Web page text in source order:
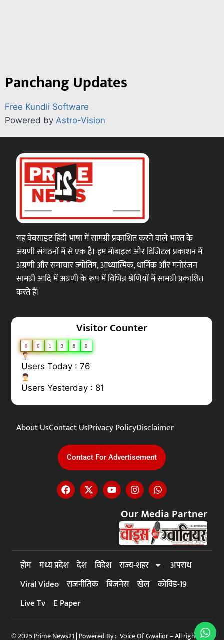
Panchang Updates
Free Kundli Software
Powered by Astro-Vision
यह वेबसाइट हिंदी भाषा में सामग्री प्रकाशित करने वाले भारत के
अग्रणी संगठनों में से एक है। हम मोबाइल और डिजिटल प्रकाशन में
अग्रणी और समाचार ज्योतिष, आध्यात्मिक, धार्मिक और मनोरंजन
सामग्री आदि में अग्रणी के रूप में विभिन्न श्रेणियों में सामग्री प्रकाशित
करते हैं।
Visitor Counter
0 6 1 3 8 0
Users Today : 76
Users Yesterday : 81
About UsContact UsPrivacy PolicyDisclaimer
Contact For Advertisement
Our Media Partner
होम मध्य प्रदेश देश विदेश राज्य-शहर
अपराध
Viral Video राजनीतिक बिजनेस खेल कोविड-19
Live Tv
E Paper
© 2025 Prime News21 | Powered By :- Voice Of Gwalior – All rights